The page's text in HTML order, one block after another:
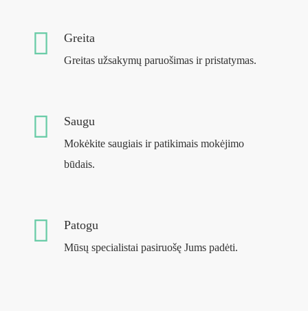
Greita
Greitas užsakymų paruošimas ir pristatymas.
Saugu
Mokėkite saugiais ir patikimais mokėjimo
būdais.
Patogu
Mūsų specialistai pasiruošę Jums padėti.